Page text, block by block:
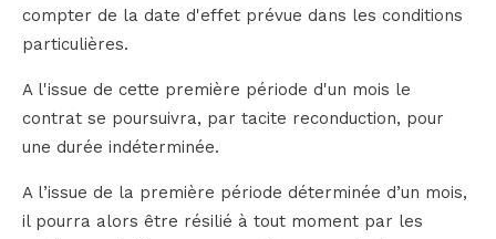
compter de la date d'effet prévue dans les conditions
particulières.
A l'issue de cette première période d'un mois le
contrat se poursuivra, par tacite reconduction, pour
une durée indéterminée.
A l’issue de la première période déterminée d’un mois,
il pourra alors être résilié à tout moment par les